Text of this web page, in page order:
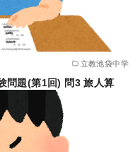
立教池袋中学
問題(第1回) 問3 旅人算